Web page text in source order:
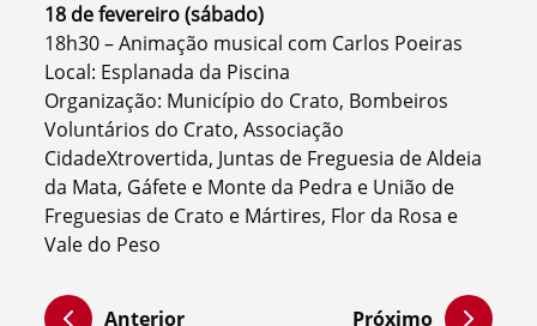
18 de fevereiro (sábado)
18h30 – Animação musical com Carlos Poeiras
Local: Esplanada da Piscina
Organização: Município do Crato, Bombeiros
Voluntários do Crato, Associação
CidadeXtrovertida, Juntas de Freguesia de Aldeia
da Mata, Gáfete e Monte da Pedra e União de
Freguesias de Crato e Mártires, Flor da Rosa e
Vale do Peso
Anterior Próximo